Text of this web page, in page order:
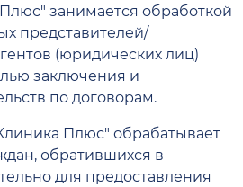
занимается обработкой
представителей/
(юридических лиц)
заключения и
по договорам.
Плюс" обрабатывает
обратившихся в
для предоставления